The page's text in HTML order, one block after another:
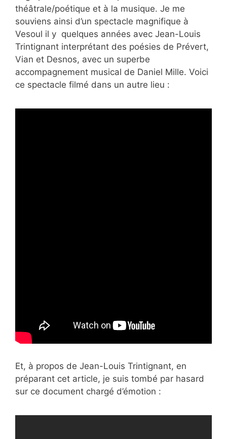
théâtrale/poétique et à la musique. Je me
souviens ainsi d’un spectacle magnifique à
Vesoul il y quelques années avec Jean-Louis
Trintignant interprétant des poésies de Prévert,
Vian et Desnos, avec un superbe
accompagnement musical de Daniel Mille. Voici
ce spectacle filmé dans un autre lieu :
Et, à propos de Jean-Louis Trintignant, en
préparant cet article, je suis tombé par hasard
sur ce document chargé d’émotion :